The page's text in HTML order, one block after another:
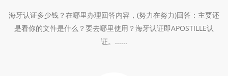
海牙认证多少钱？在哪里办理回答内容，(努力在努力)回答：主要还
是看你的文件是什么？要去哪里使用？海牙认证即APOSTILLE认
证。......